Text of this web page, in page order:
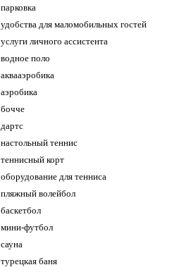
парковка
удобства для маломобильных гостей
услуги личного ассистента
водное поло
аквааэробика
аэробика
бочче
дартс
настольный теннис
теннисный корт
оборудование для тенниса
пляжный волейбол
баскетбол
мини-футбол
сауна
турецкая баня